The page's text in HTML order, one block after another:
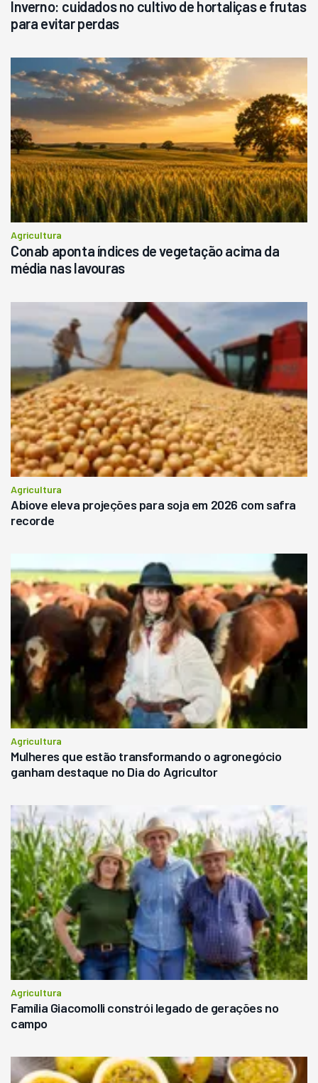
Inverno: cuidados no cultivo de hortaliças e frutas
para evitar perdas
Agricultura
Conab aponta índices de vegetação acima da
média nas lavouras
Agricultura
Abiove eleva projeções para soja em 2026 com safra
recorde
Agricultura
Mulheres que estão transformando o agronegócio
ganham destaque no Dia do Agricultor
Agricultura
Família Giacomolli constrói legado de gerações no
campo